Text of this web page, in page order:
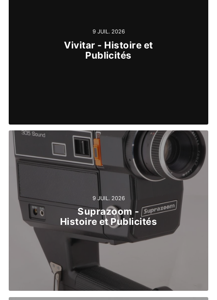
9 JUIL. 2026
Vivitar - Histoire et
Publicités
9 JUIL. 2026
Suprazoom -
Histoire et Publicités